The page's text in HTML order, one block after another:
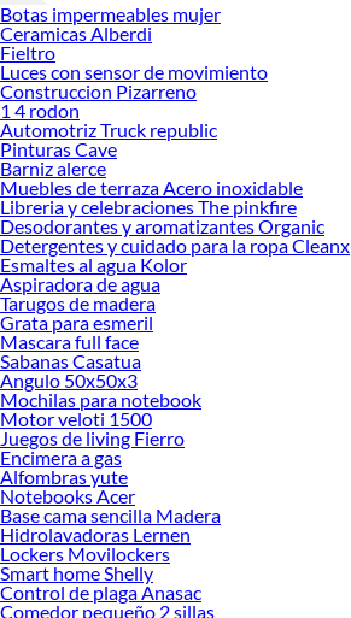
Botas impermeables mujer
Ceramicas Alberdi
Fieltro
Luces con sensor de movimiento
Construccion Pizarreno
1 4 rodon
Automotriz Truck republic
Pinturas Cave
Barniz alerce
Muebles de terraza Acero inoxidable
Libreria y celebraciones The pinkfire
Desodorantes y aromatizantes Organic
Detergentes y cuidado para la ropa Cleanx
Esmaltes al agua Kolor
Aspiradora de agua
Tarugos de madera
Grata para esmeril
Mascara full face
Sabanas Casatua
Angulo 50x50x3
Mochilas para notebook
Motor veloti 1500
Juegos de living Fierro
Encimera a gas
Alfombras yute
Notebooks Acer
Base cama sencilla Madera
Hidrolavadoras Lernen
Lockers Movilockers
Smart home Shelly
Control de plaga Anasac
Comedor pequeño 2 sillas